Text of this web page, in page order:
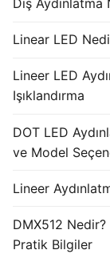
Linear LED
Lineer LED
Işıklandırma
DOT LED
ve Model
Lineer
DMX512
Pratik Bilgiler